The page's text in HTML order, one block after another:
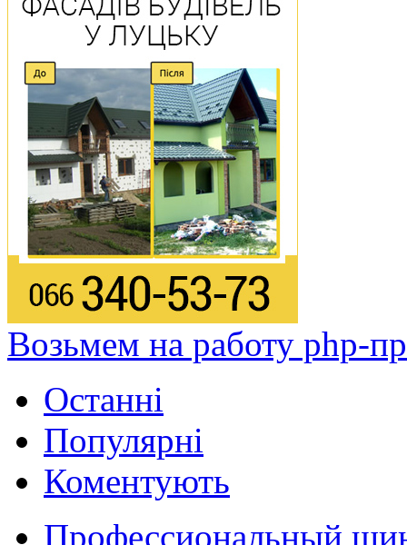
Возьмем на работу php-
Останні
Популярні
Коментують
Профессиональный